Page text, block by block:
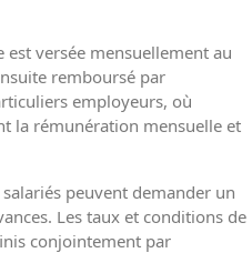
versée mensuellement au
remboursé par
employeurs, où
la rémunération mensuelle et
peuvent demander un
Les taux et conditions de
conjointement par